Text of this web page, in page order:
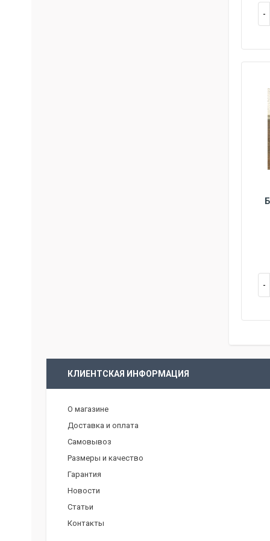
КЛИЕНТСКАЯ ИНФОРМАЦИЯ
О магазине
Доставка и оплата
Самовывоз
Размеры и качество
Гарантия
Новости
Статьи
Контакты